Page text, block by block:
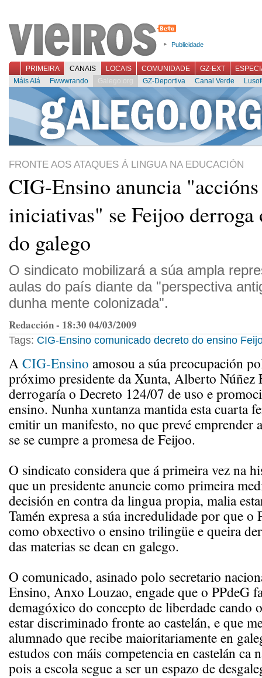
Publicidade
PRIMEIRA CANAIS LOCAIS COMUNIDADE GZ-EXT
Máis Alá
Fwwwrando Galego.org GZ-Deportiva Canal Verde
FRONTE AOS ATAQUES Á LINGUA NA EDUCACIÓN
CIG-Ensino anuncia
iniciativas" se Feijoo derroga
do galego
O sindicato mobilizará a súa ampla
aulas do país diante da "perspectiva
dunha mente colonizada".
Redacción - 18:30 04/03/2009
Tags: CIG-Ensino comunicado decreto do ensino
ACIG-Ensino amosou a súa preocupación
próximo presidente da Xunta, Alberto Núñez
derrogaría o Decreto 124/07 de uso e
ensino. Nunha xuntanza mantida esta cuarta
emitir un manifesto, no que prevé emprender
se se cumpre a promesa de Feijoo.
O sindicato considera que á primeira vez na
que un presidente anuncie como primeira
decisión en contra da lingua propia, malia
Tamén expresa a súa incredulidade por que o
como obxectivo o ensino trilingüe e queira
das materias se dean en galego.
O comunicado, asinado polo secretario
Ensino, Anxo Louzao, engade que o PPdeG
demagóxico do concepto de liberdade cando
estar discriminado fronte ao castelán, e que
alumnado que recibe maioritariamente en
estudos con máis competencia en castelán ca
pois a escola segue a ser un espazo de